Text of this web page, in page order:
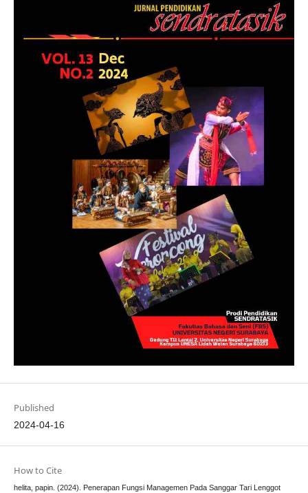
Published
2024-04-16
How to Cite
helita, papin. (2024). Penerapan Fungsi Managemen Pada Sanggar Tari Lenggot